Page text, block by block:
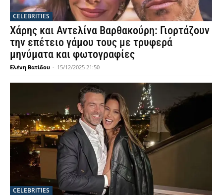
CELEBRITIES
Χάρης και Αντελίνα Βαρθακούρη: Γιορτάζουν
την επέτειο γάμου τους με τρυφερά
μηνύματα και φωτογραφίες
Ελένη Βατίδου - 15/12/2025 21:50
CELEBRITIES